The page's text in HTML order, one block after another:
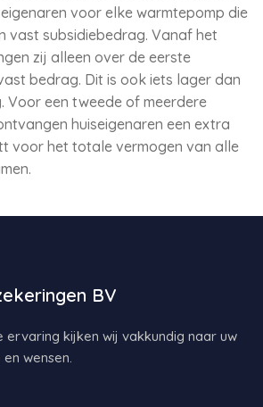
voor elke warmtepomp die
vast subsidiebedrag. Vanaf het
zij alleen over de eerste
bedrag. Dit is ook iets lager dan
Voor een tweede of meerdere
huiseigenaren een extra
voor het totale vermogen van alle
BV
ervaring kijken wij vakkundig naar uw
wensen.